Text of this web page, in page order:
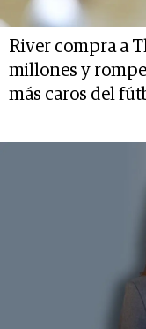
River compra a
millones y
más caros del